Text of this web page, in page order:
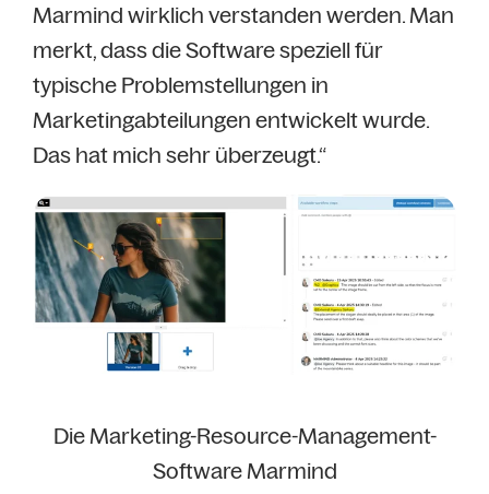
Marmind wirklich verstanden werden. Man
merkt, dass die Software speziell für
typische Problemstellungen in
Marketingabteilungen entwickelt wurde.
Das hat mich sehr überzeugt.“
Die Marketing-Resource-Management-
Software Marmind